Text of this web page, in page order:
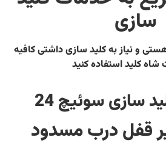
سازی
و نیاز به کلید سازی داشتی کافیه
شاه کلید استفاده کنید
سازی سوئیچ 24
قفل درب مسدود